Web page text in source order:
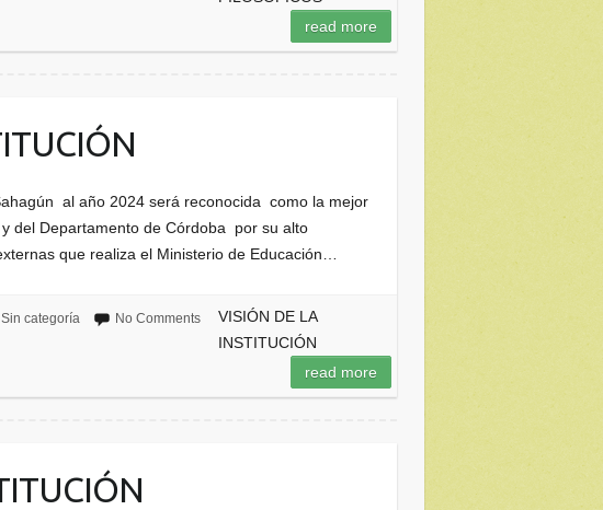
read more
al año 2024 será reconocida como la mejor
del Departamento de Córdoba por su alto
que realiza el Ministerio de Educación…
Sin categoría No Comments
VISIÓN DE LA
INSTITUCIÓN
read more